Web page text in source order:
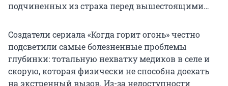
подчиненных из страха перед вышестоящими…
Создатели сериала «Когда горит огонь» честно
подсветили самые болезненные проблемы
глубинки: тотальную нехватку медиков в селе и
скорую, которая физически не способна доехать
на экстренный вызов. Из-за недоступности